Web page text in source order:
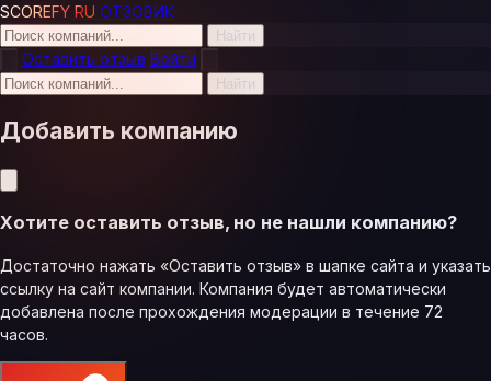
SCOREFY RU ОТЗОВИК
Найти
Оставить отзыв Войти
Найти
Добавить компанию
Хотите оставить отзыв, но не нашли компанию?
Достаточно нажать «Оставить отзыв» в шапке сайта и указать
ссылку на сайт компании. Компания будет автоматически
добавлена после прохождения модерации в течение 72
часов.